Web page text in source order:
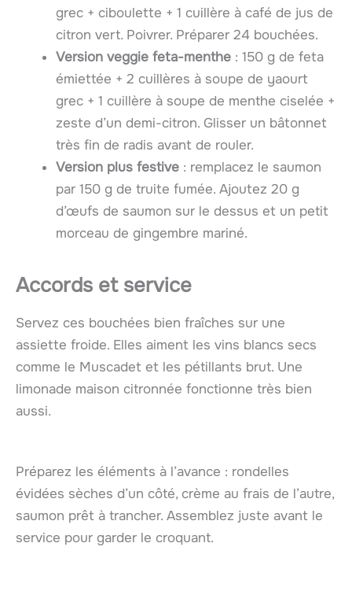
grec + ciboulette + 1 cuillère à café de jus de
citron vert. Poivrer. Préparer 24 bouchées.
Version veggie feta-menthe : 150 g de feta
émiettée + 2 cuillères à soupe de yaourt
grec + 1 cuillère à soupe de menthe ciselée +
zeste d’un demi-citron. Glisser un bâtonnet
très fin de radis avant de rouler.
Version plus festive : remplacez le saumon
par 150 g de truite fumée. Ajoutez 20 g
d’œufs de saumon sur le dessus et un petit
morceau de gingembre mariné.
Accords et service
Servez ces bouchées bien fraîches sur une
assiette froide. Elles aiment les vins blancs secs
comme le Muscadet et les pétillants brut. Une
limonade maison citronnée fonctionne très bien
aussi.
Préparez les éléments à l’avance : rondelles
évidées sèches d’un côté, crème au frais de l’autre,
saumon prêt à trancher. Assemblez juste avant le
service pour garder le croquant.